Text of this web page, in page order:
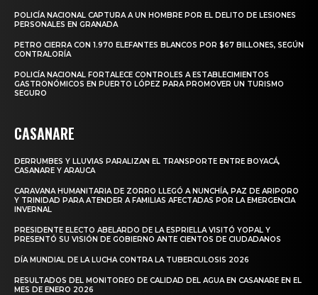
POLICÍA NACIONAL CAPTURA A UN HOMBRE POR EL DELITO DE LESIONES
PERSONALES EN GRANADA
PETRO CIERRA CON 1.970 ELEFANTES BLANCOS POR $67 BILLONES, SEGÚN
CONTRALORÍA
POLICÍA NACIONAL FORTALECE CONTROLES A ESTABLECIMIENTOS
GASTRONÓMICOS EN PUERTO LÓPEZ PARA PROMOVER UN TURISMO
SEGURO
CASANARE
DERRUMBES Y LLUVIAS PARALIZAN EL TRANSPORTE ENTRE BOYACÁ,
CASANARE Y ARAUCA
CARAVANA HUMANITARIA DE ZORRO LLEGÓ A NUNCHÍA, PAZ DE ARIPORO
Y TRINIDAD PARA ATENDER A FAMILIAS AFECTADAS POR LA EMERGENCIA
INVERNAL
PRESIDENTE ELECTO ABELARDO DE LA ESPRIELLA VISITÓ YOPAL Y
PRESENTÓ SU VISIÓN DE GOBIERNO ANTE CIENTOS DE CIUDADANOS
DÍA MUNDIAL DE LA LUCHA CONTRA LA TUBERCULOSIS 2026
RESULTADOS DEL MONITOREO DE CALIDAD DEL AGUA EN CASANARE EN EL
MES DE ENERO 2026